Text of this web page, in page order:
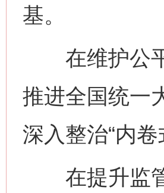
基。
在维护公平
推进全国统一
深入整治“内
在提升监管